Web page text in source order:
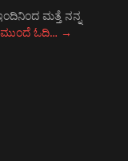
ಮತ್ತೆ ನನ್ನ
ಮುಂದೆ ಓದಿ… →